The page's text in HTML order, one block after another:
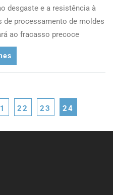
desgaste e a resistência à
de processamento de moldes
ao fracasso precoce
22 23 24